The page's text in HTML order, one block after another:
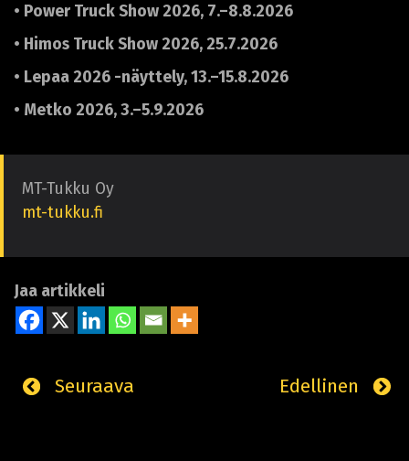
• Power Truck Show 2026, 7.–8.8.2026
• Himos Truck Show 2026, 25.7.2026
• Lepaa 2026 -näyttely, 13.–15.8.2026
• Metko 2026, 3.–5.9.2026
MT-Tukku Oy
mt-tukku.fi
Jaa artikkeli
Edellinen
Seuraava